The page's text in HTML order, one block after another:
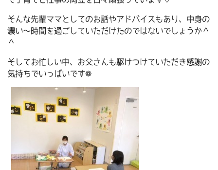
そんな先輩ママとしてのお話やアドバイスもあり、中身の
濃い～時間を過ごしていただけたのではないでしょうか＾
＾
そしてお忙しい中、お父さんも駆けつけていただき感謝の
気持ちでいっぱいです❁